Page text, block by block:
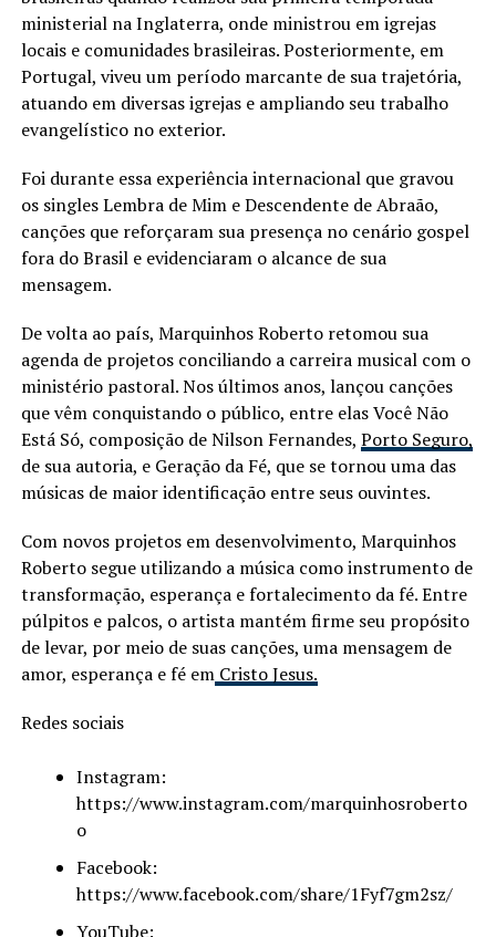
ministerial na Inglaterra, onde ministrou em igrejas
locais e comunidades brasileiras. Posteriormente, em
Portugal, viveu um período marcante de sua trajetória,
atuando em diversas igrejas e ampliando seu trabalho
evangelístico no exterior.
Foi durante essa experiência internacional que gravou
os singles Lembra de Mim e Descendente de Abraão,
canções que reforçaram sua presença no cenário gospel
fora do Brasil e evidenciaram o alcance de sua
mensagem.
De volta ao país, Marquinhos Roberto retomou sua
agenda de projetos conciliando a carreira musical com o
ministério pastoral. Nos últimos anos, lançou canções
que vêm conquistando o público, entre elas Você Não
Está Só, composição de Nilson Fernandes, Porto Seguro,
de sua autoria, e Geração da Fé, que se tornou uma das
músicas de maior identificação entre seus ouvintes.
Com novos projetos em desenvolvimento, Marquinhos
Roberto segue utilizando a música como instrumento de
transformação, esperança e fortalecimento da fé. Entre
púlpitos e palcos, o artista mantém firme seu propósito
de levar, por meio de suas canções, uma mensagem de
amor, esperança e fé emCristo Jesus.
Redes sociais
Instagram:
https://www.instagram.com/marquinhosroberto
o
Facebook:
https://www.facebook.com/share/1Fyf7gm2sz/
YouTube: